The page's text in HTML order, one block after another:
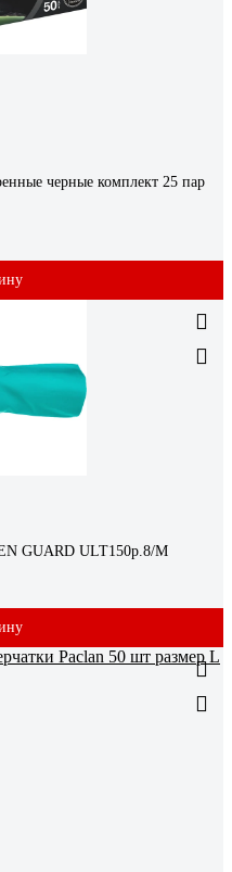
черные комплект 25 пар
GUARD ULT150р.8/M